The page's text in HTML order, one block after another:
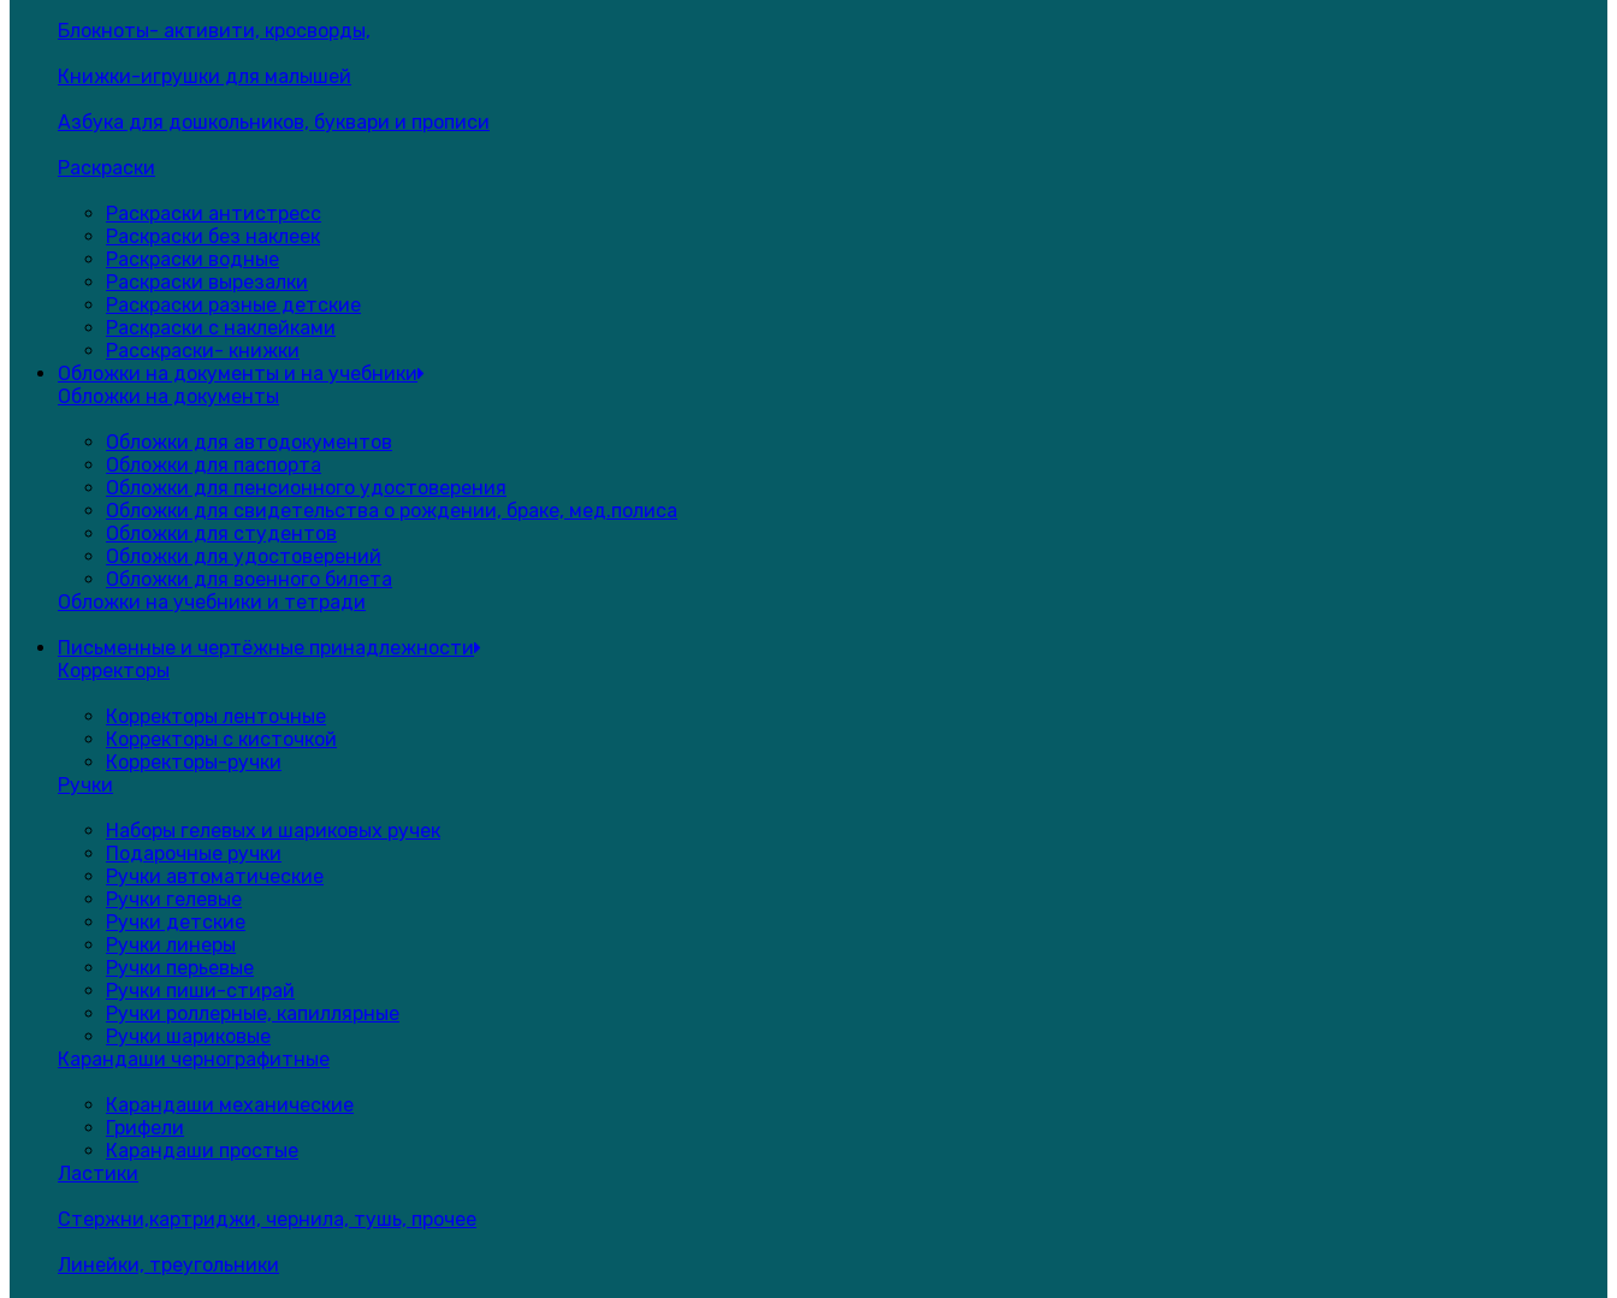
Блокноты- активити, кросворды,
Книжки-игрушки для малышей
Азбука для дошкольников, буквари и прописи
Раскраски
Раскраски антистресс
Раскраски без наклеек
Раскраски водные
Раскраски вырезалки
Раскраски разные детские
Раскраски с наклейками
Расскраски- книжки
Обложки на документы и на учебники
Обложки на документы
Обложки для автодокументов
Обложки для паспорта
Обложки для пенсионного удостоверения
Обложки для свидетельства о рождении, браке, мед.полиса
Обложки для студентов
Обложки для удостоверений
Обложки для военного билета
Обложки на учебники и тетради
Письменные и чертёжные принадлежности
Корректоры
Корректоры ленточные
Корректоры с кисточкой
Корректоры-ручки
Ручки
Наборы гелевых и шариковых ручек
Подарочные ручки
Ручки автоматические
Ручки гелевые
Ручки детские
Ручки линеры
Ручки перьевые
Ручки пиши-стирай
Ручки роллерные, капиллярные
Ручки шариковые
Карандаши чернографитные
Карандаши механические
Грифели
Карандаши простые
Ластики
Стержни,картриджи, чернила, тушь, прочее
Линейки, треугольники